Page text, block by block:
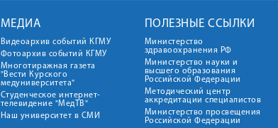
МЕДИА
Видеоархив событий КГМУ
Фотоархив событий КГМУ
Многотиражная газета
"Вести Курского
медуниверситета"
Студенческое интернет-
телевидение "МедТВ"
Наш университет в СМИ
ПОЛЕЗНЫЕ ССЫЛКИ
Министерство
здравоохранения РФ
Министерство науки и
высшего образования
Российской Федерации
Методический центр
аккредитации специалистов
Министерство просвещения
Российской Федерации